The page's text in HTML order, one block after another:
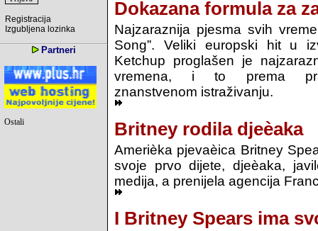
Registracija
Izgubljena lozinka
Partneri
Ostali
Dokazana formula za
Najzaraznija pjesma svih
Song”. Veliki europski hit u
Ketchup proglašen je
vremena, i to prema
znanstvenom istraživanju.
Britney rodila djeèaka
Amerièka pjevaèica Britney
svoje prvo dijete, djeèaka,
medija, a prenijela agencija
I Britney Spears ima